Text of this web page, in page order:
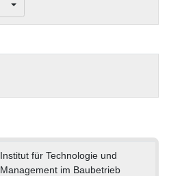
Institut für Technologie und
Management im Baubetrieb